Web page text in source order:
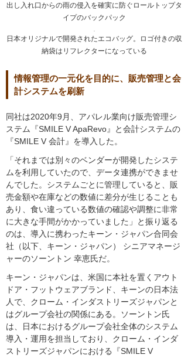
出し入れ口からの雨の侵入を確実に防ぐロールトップタ
イプのバックパック
日本オリジナルで開発されたエコバッグ。ロゴ付きの収
納袋はリフレクターになっている
情報管理の一元化を目的に、販売管理と会
計システムを刷新
同社は2020年9月、アパレル業向け販売管理シ
ステム『SMILE V ApaRevo』と会計システムの
『SMILE V 会計』を導入した。
「それまでは別々のベンダーが開発したシステ
ムを利用していたので、データ連携ができませ
んでした。システムごとに管理していると、販
売金額や在庫などの数値に差分が生じることも
あり、食い違っている数値の確認や調整に非常
に大きな手間がかかっていました」と振り返る
のは、導入に携わったキーン・ジャパン合同会
社（以下、キーン・ジャパン） シニアマネージ
ャーのソーントン 幸恵氏だ。
キーン・ジャパンは、米国に本社を置くアウト
ドア・フットウェアブランド、キーンの日本法
人で、クローム・インダストリーズジャパンと
はグループ会社の関係にある。ソーントン氏
は、日本におけるグループ会社全体のシステム
導入・運用を担当しており、クローム・インダ
ストリーズジャパンにおける『SMILE V